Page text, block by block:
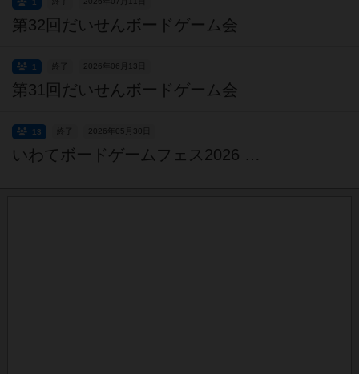
第32回だいせんボードゲーム会
1
第31回だいせんボードゲーム会
終了 2026年06月13日
1
いわてボードゲームフェス2026 in 盛岡【入場無料・予約不要】
終了 2026年05月30日
13